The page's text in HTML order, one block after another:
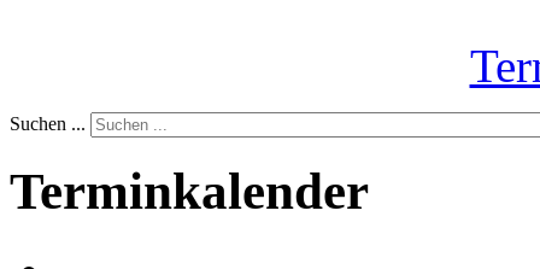
Suchen ...
Terminkalender